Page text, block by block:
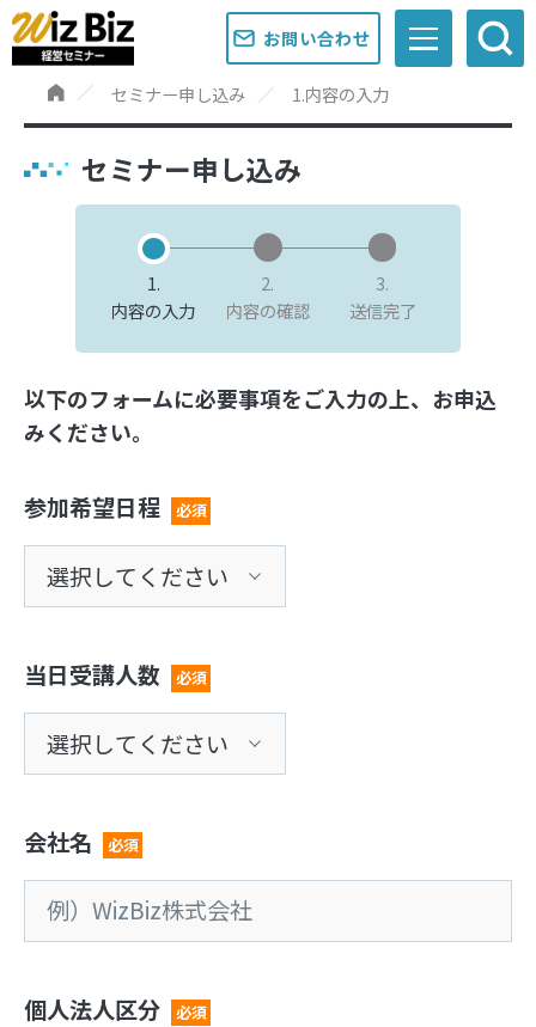
お問い合わせ
セミナー申し込み 1.内容の入力
セミナー申し込み
1.
内容の入力
2.
内容の確認
3.
送信完了
以下のフォームに必要事項をご入力の上、お申込
みください。
参加希望日程 必須
当日受講人数 必須
会社名 必須
個人法人区分 必須